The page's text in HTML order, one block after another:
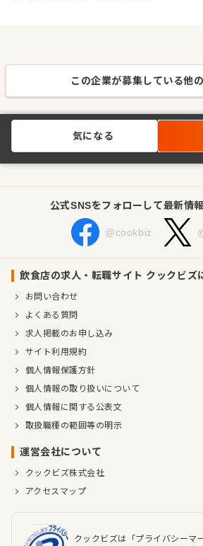
この企業が募集している他
気になる
公式SNSをフォローして最新情
@cookbiz
飲食店の求人・転職サイト クックビズ
お問い合わせ
よくある質問
求人掲載のお申し込み
サイト利用規約
個人情報保護方針
個人情報の取り扱いについて
個人情報に関する公表文
取扱職種の範囲等の明示
運営会社について
クックビズ株式会社
アクセスマップ
クックビズは「プライバシーマ